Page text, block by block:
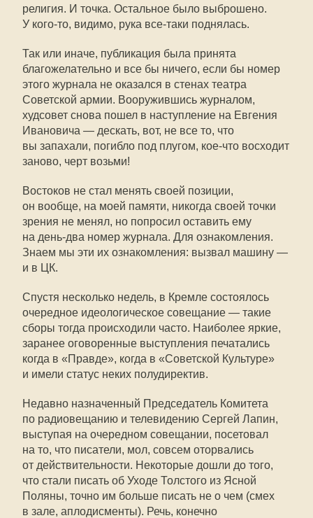
религия. И точка. Остальное было выброшено.
У кого-то, видимо, рука все-таки поднялась.
Так или иначе, публикация была принята
благожелательно и все бы ничего, если бы номер
этого журнала не оказался в стенах театра
Советской армии. Вооружившись журналом,
худсовет снова пошел в наступление на Евгения
Ивановича — дескать, вот, не все то, что
вы запахали, погибло под плугом, кое-что восходит
заново, черт возьми!
Востоков не стал менять своей позиции,
он вообще, на моей памяти, никогда своей точки
зрения не менял, но попросил оставить ему
на день-два номер журнала. Для ознакомления.
Знаем мы эти их ознакомления: вызвал машину —
и в ЦК.
Спустя несколько недель, в Кремле состоялось
очередное идеологическое совещание — такие
сборы тогда происходили часто. Наиболее яркие,
заранее оговоренные выступления печатались
когда в «Правде», когда в «Советской Культуре»
и имели статус неких полудиректив.
Недавно назначенный Председатель Комитета
по радиовещанию и телевидению Сергей Лапин,
выступая на очередном совещании, посетовал
на то, что писатели, мол, совсем оторвались
от действительности. Некоторые дошли до того,
что стали писать об Уходе Толстого из Ясной
Поляны, точно им больше писать не о чем (смех
в зале, аплодисменты). Речь, конечно